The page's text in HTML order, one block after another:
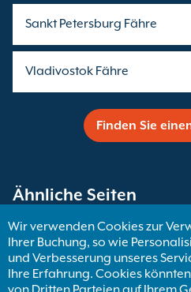
Sankt Petersburg Fähre
Vladivostok Fähre
Finden Sie
Ähnliche Seiten
Fähren nach Russland
Wir verwenden Cookies zur
Ihrer Buchung, so wie
und Verbesserung unseres
Ihre Erfahrung. Cookies